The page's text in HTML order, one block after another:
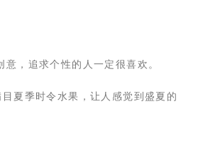
意，追求个性的人一定很喜欢。
夏季时令水果，让人感觉到盛夏的